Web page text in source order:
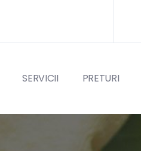
SERVICII PRETURI